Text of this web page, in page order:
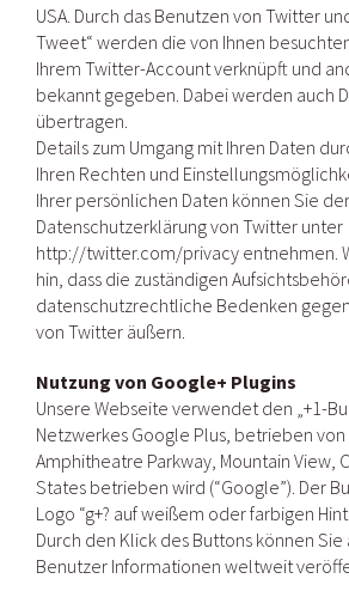
USA. Durch das Benutzen von Twitter
Tweet“ werden die von Ihnen
Ihrem Twitter-Account verknüpft und
bekannt gegeben. Dabei werden auch
übertragen.
Details zum Umgang mit Ihren Daten
Ihren Rechten und
Ihrer persönlichen Daten können Sie der
Datenschutzerklärung von Twitter unter
http://twitter.com/privacy entnehmen.
hin, dass die zuständigen
datenschutzrechtliche Bedenken
von Twitter äußern.
Nutzung von Google+ Plugins
Unsere Webseite verwendet den „+1-
Netzwerkes Google Plus, betrieben von
Amphitheatre Parkway, Mountain View,
States betrieben wird (“Google”). Der
Logo “g+? auf weißem oder farbigen
Durch den Klick des Buttons können Sie
Benutzer Informationen weltweit